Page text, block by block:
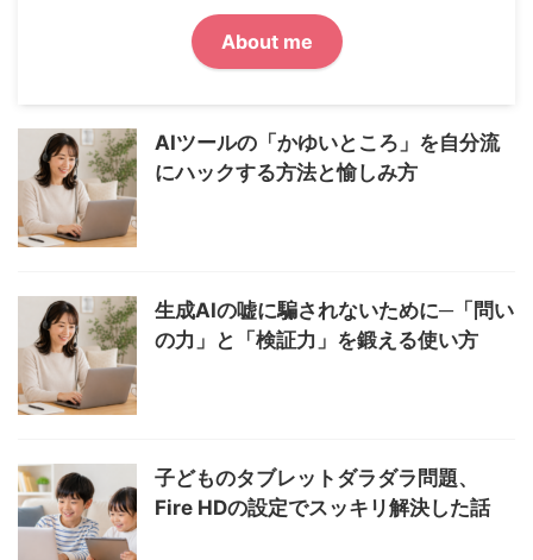
About me
AIツールの「かゆいところ」を自分流
にハックする方法と愉しみ方
生成AIの嘘に騙されないために─「問い
の力」と「検証力」を鍛える使い方
子どものタブレットダラダラ問題、
Fire HDの設定でスッキリ解決した話